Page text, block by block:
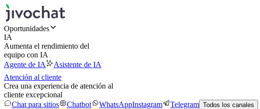
Oportunidades
IA
Aumenta el rendimiento del
equipo con IA
Agente de IA
Asistente de IA
Atención al cliente
Crea una experiencia de atención al
cliente excepcional
Chat para sitios
Chatbot WhatsAppInstagram Telegram Todos los canales